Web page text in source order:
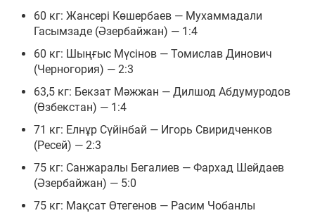
60 кг: Жансері Көшербаев — Мухаммадали
Гасымзаде (Әзербайжан) — 1:4
60 кг: Шыңғыс Мүсінов — Томислав Динович
(Черногория) — 2:3
63,5 кг: Бекзат Мәжжан — Дилшод Абдумуродов
(Өзбекстан) — 1:4
71 кг: Елнұр Сүйінбай — Игорь Свиридченков
(Ресей) — 2:3
75 кг: Санжаралы Бегалиев — Фархад Шейдаев
(Әзербайжан) — 5:0
75 кг: Мақсат Өтегенов — Расим Чобанлы